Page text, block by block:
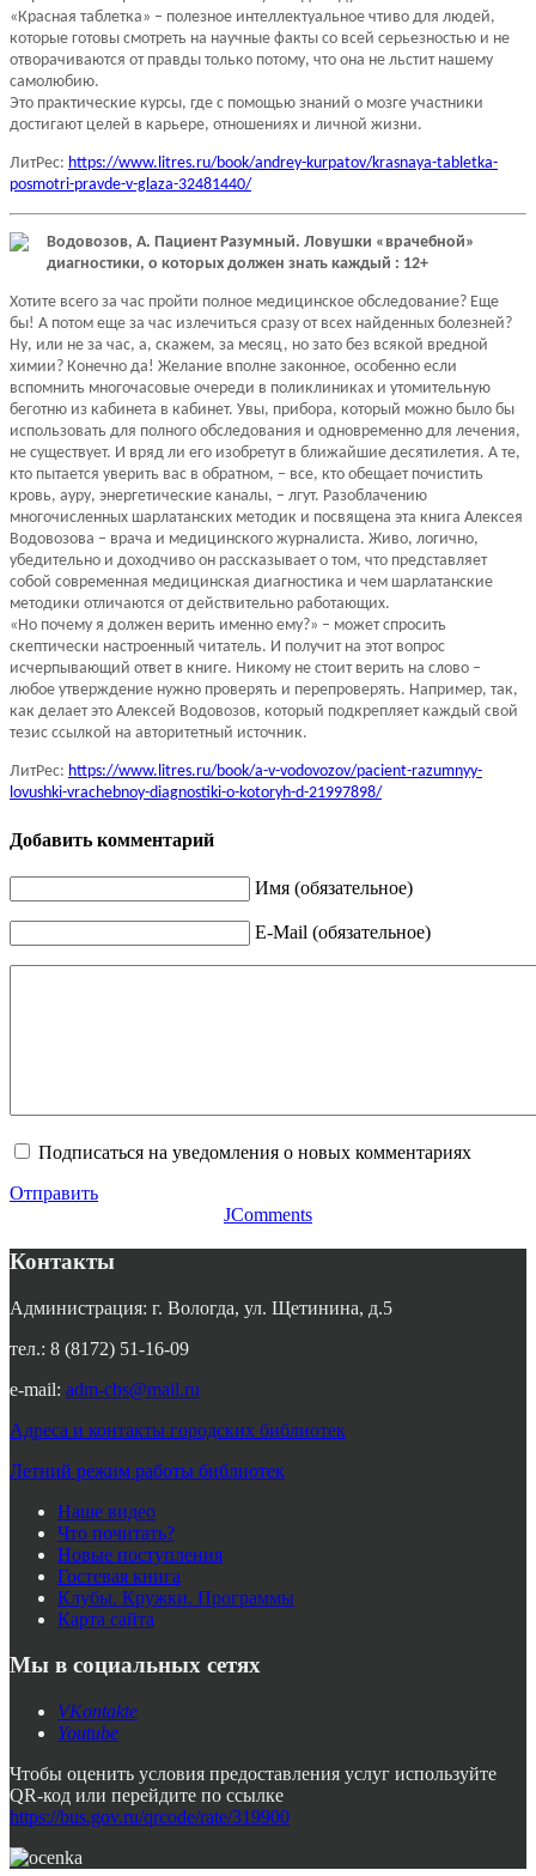
«Красная таблетка» – полезное интеллектуальное чтиво для людей,
которые готовы смотреть на научные факты со всей серьезностью и не
отворачиваются от правды только потому, что она не льстит нашему
самолюбию.
Это практические курсы, где с помощью знаний о мозге участники
достигают целей в карьере, отношениях и личной жизни.
ЛитРес: https://www.litres.ru/book/andrey-kurpatov/krasnaya-tabletka-
posmotri-pravde-v-glaza-32481440/
Водовозов, А. Пациент Разумный. Ловушки «врачебной»
диагностики, о которых должен знать каждый : 12+
Хотите всего за час пройти полное медицинское обследование? Еще
бы! А потом еще за час излечиться сразу от всех найденных болезней?
Ну, или не за час, а, скажем, за месяц, но зато без всякой вредной
химии? Конечно да! Желание вполне законное, особенно если
вспомнить многочасовые очереди в поликлиниках и утомительную
беготню из кабинета в кабинет. Увы, прибора, который можно было бы
использовать для полного обследования и одновременно для лечения,
не существует. И вряд ли его изобретут в ближайшие десятилетия. А те,
кто пытается уверить вас в обратном, – все, кто обещает почистить
кровь, ауру, энергетические каналы, – лгут. Разоблачению
многочисленных шарлатанских методик и посвящена эта книга Алексея
Водовозова – врача и медицинского журналиста. Живо, логично,
убедительно и доходчиво он рассказывает о том, что представляет
собой современная медицинская диагностика и чем шарлатанские
методики отличаются от действительно работающих.
«Но почему я должен верить именно ему?» – может спросить
скептически настроенный читатель. И получит на этот вопрос
исчерпывающий ответ в книге. Никому не стоит верить на слово –
любое утверждение нужно проверять и перепроверять. Например, так,
как делает это Алексей Водовозов, который подкрепляет каждый свой
тезис ссылкой на авторитетный источник.
ЛитРес: https://www.litres.ru/book/a-v-vodovozov/pacient-razumnyy-
lovushki-vrachebnoy-diagnostiki-o-kotoryh-d-21997898/
Добавить комментарий
Имя (обязательное)
E-Mail (обязательное)
Подписаться на уведомления о новых комментариях
Отправить
JComments
Контакты
Администрация: г. Вологда, ул. Щетинина, д.5
тел.: 8 (8172) 51-16-09
e-mail: adm-cbs@mail.ru
Адреса и контакты городских библиотек
Летний режим работы библиотек
Наше видео
Что почитать?
Новые поступления
Гостевая книга
Клубы. Кружки. Программы
Карта сайта
Мы в социальных сетях
VKontakte
Youtube
Чтобы оценить условия предоставления услуг используйте
QR-код или перейдите по ссылке
https://bus.gov.ru/qrcode/rate/319900